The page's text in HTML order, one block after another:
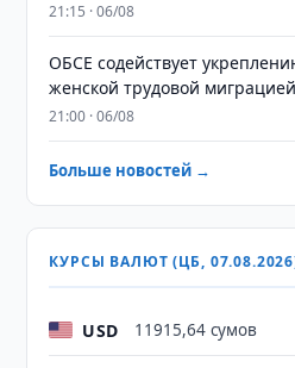
21:15 · 06/08
ОБСЕ содействует
женской трудовой
21:00 · 06/08
Больше новостей →
КУРСЫ ВАЛЮТ (ЦБ,
USD 11915,64 сумов